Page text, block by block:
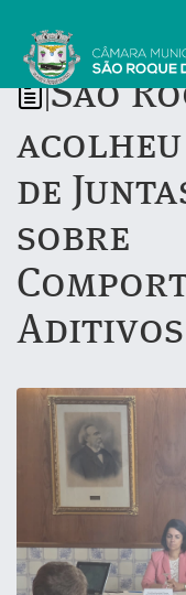
São
de
sobre
Aditivos